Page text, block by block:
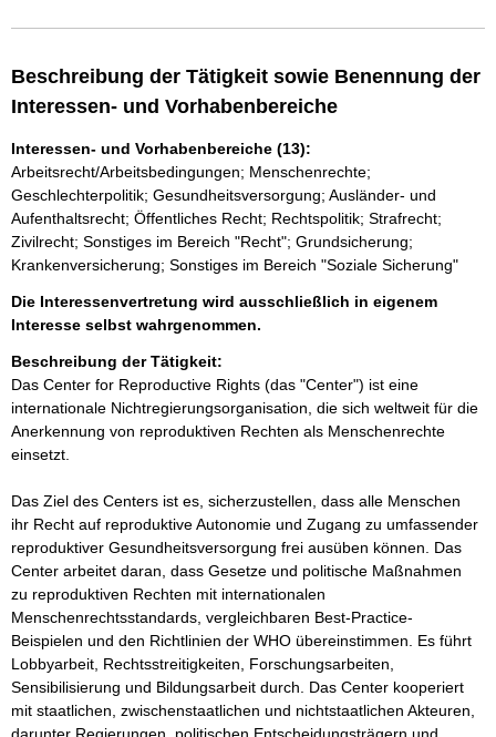
Beschreibung der Tätigkeit sowie Benennung der
Interessen- und Vorhabenbereiche
Interessen- und Vorhabenbereiche (13):
Arbeitsrecht/Arbeitsbedingungen; Menschenrechte;
Geschlechterpolitik; Gesundheitsversorgung; Ausländer- und
Aufenthaltsrecht; Öffentliches Recht; Rechtspolitik; Strafrecht;
Zivilrecht; Sonstiges im Bereich "Recht"; Grundsicherung;
Krankenversicherung; Sonstiges im Bereich "Soziale Sicherung"
Die Interessenvertretung wird ausschließlich in eigenem
Interesse selbst wahrgenommen.
Beschreibung der Tätigkeit:
Das Center for Reproductive Rights (das "Center") ist eine
internationale Nichtregierungsorganisation, die sich weltweit für die
Anerkennung von reproduktiven Rechten als Menschenrechte
einsetzt.
Das Ziel des Centers ist es, sicherzustellen, dass alle Menschen
ihr Recht auf reproduktive Autonomie und Zugang zu umfassender
reproduktiver Gesundheitsversorgung frei ausüben können. Das
Center arbeitet daran, dass Gesetze und politische Maßnahmen
zu reproduktiven Rechten mit internationalen
Menschenrechtsstandards, vergleichbaren Best-Practice-
Beispielen und den Richtlinien der WHO übereinstimmen. Es führt
Lobbyarbeit, Rechtsstreitigkeiten, Forschungsarbeiten,
Sensibilisierung und Bildungsarbeit durch. Das Center kooperiert
mit staatlichen, zwischenstaatlichen und nichtstaatlichen Akteuren,